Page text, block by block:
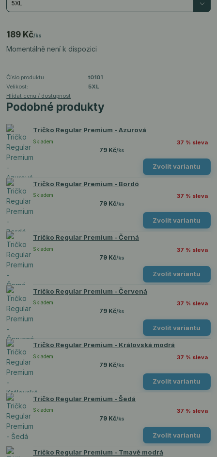
189 Kč/ks
Momentálně není k dispozici
Číslo produktu:
t0101
Velikost:
5XL
Hlídat cenu / dostupnost
Podobné produkty
Tričko Regular Premium - Azurová
37 % sleva
79 Kč/ks
Skladem
Zvolit variantu
Tričko Regular Premium - Bordó
37 % sleva
79 Kč/ks
Skladem
Zvolit variantu
Tričko Regular Premium - Černá
37 % sleva
79 Kč/ks
Skladem
Zvolit variantu
Tričko Regular Premium - Červená
37 % sleva
79 Kč/ks
Skladem
Zvolit variantu
Tričko Regular Premium - Královská modrá
37 % sleva
79 Kč/ks
Skladem
Zvolit variantu
Tričko Regular Premium - Šedá
37 % sleva
79 Kč/ks
Skladem
Zvolit variantu
Tričko Regular Premium - Tmavě modrá